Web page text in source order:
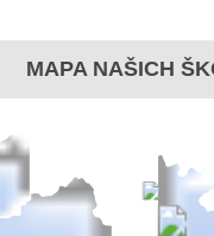
MAPA NAŠICH